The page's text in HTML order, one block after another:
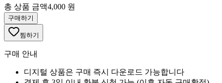
총 상품 금액4,000 원
구매하기
찜하기
구매 안내
디지털 상품은 구매 즉시 다운로드 가능합니다